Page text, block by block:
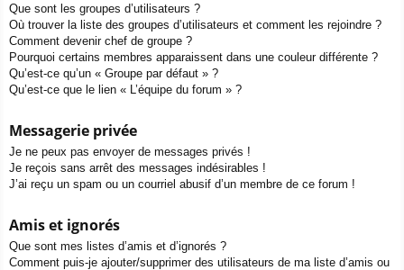
Que sont les groupes d’utilisateurs ?
Où trouver la liste des groupes d’utilisateurs et comment les rejoindre ?
Comment devenir chef de groupe ?
Pourquoi certains membres apparaissent dans une couleur différente ?
Qu’est-ce qu’un « Groupe par défaut » ?
Qu’est-ce que le lien « L’équipe du forum » ?
Messagerie privée
Je ne peux pas envoyer de messages privés !
Je reçois sans arrêt des messages indésirables !
J’ai reçu un spam ou un courriel abusif d’un membre de ce forum !
Amis et ignorés
Que sont mes listes d’amis et d’ignorés ?
Comment puis-je ajouter/supprimer des utilisateurs de ma liste d’amis ou